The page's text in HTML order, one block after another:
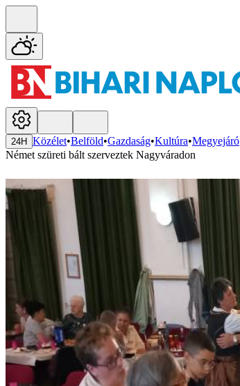
24H Közélet•Belföld•Gazdaság•Kultúra•Megyejáró
Német szüreti bált szerveztek Nagyváradon